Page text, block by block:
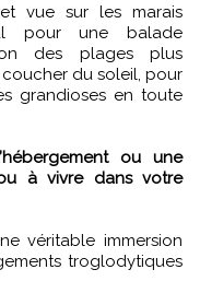
vue sur les marais
pour une balade
des plages plus
du soleil, pour
grandioses en toute
ou une
à vivre dans votre
véritable immersion
troglodytiques